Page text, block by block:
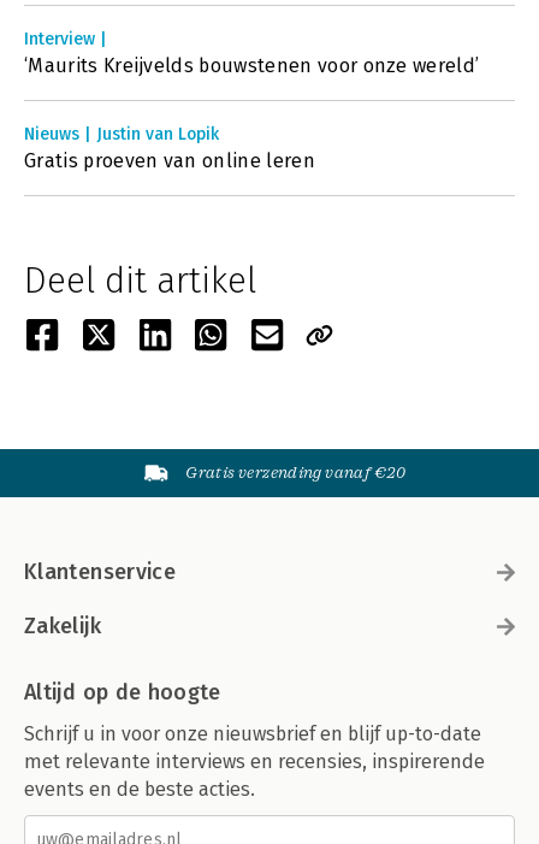
Interview |
‘Maurits Kreijvelds bouwstenen voor onze wereld’
Nieuws | Justin van Lopik
Gratis proeven van online leren
Deel dit artikel
Gratis verzending vanaf €20
Klantenservice
Zakelijk
Altijd op de hoogte
Schrijf u in voor onze nieuwsbrief en blijf up-to-date
met relevante interviews en recensies, inspirerende
events en de beste acties.